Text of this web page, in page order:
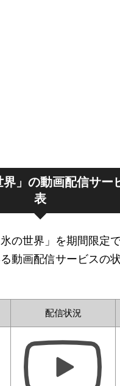
界」の動画配信サー
表
の世界」を期間限定
動画配信サービスの
配信状況